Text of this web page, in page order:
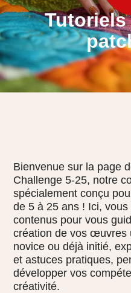
Bienvenue sur la page
Challenge 5-25, notre
spécialement conçu
de 5 à 25 ans ! Ici,
contenus pour vous
création de vos œuvres
novice ou déjà initié,
et astuces pratiques,
développer vos
créativité.